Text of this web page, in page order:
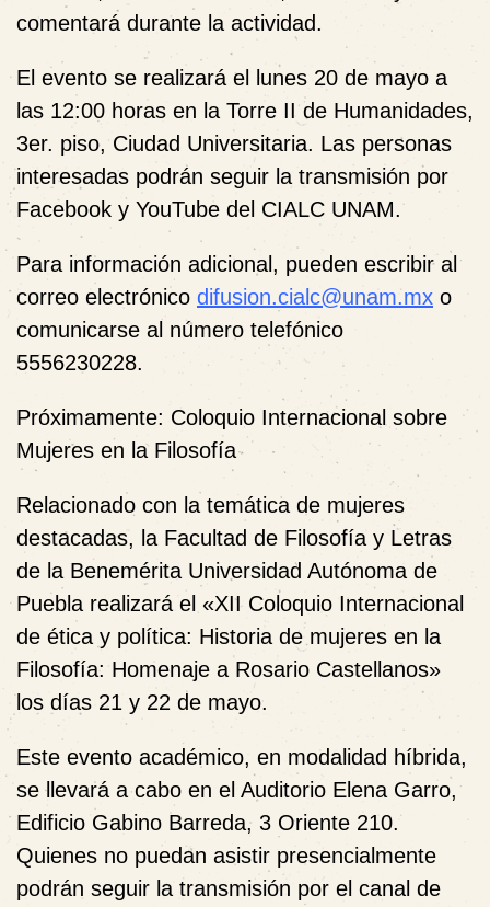
comentará durante la actividad.
El evento se realizará el lunes 20 de mayo a
las 12:00 horas en la Torre II de Humanidades,
3er. piso, Ciudad Universitaria. Las personas
interesadas podrán seguir la transmisión por
Facebook y YouTube del CIALC UNAM.
Para información adicional, pueden escribir al
correo electrónico difusion.cialc@unam.mx o
comunicarse al número telefónico
5556230228.
Próximamente: Coloquio Internacional sobre
Mujeres en la Filosofía
Relacionado con la temática de mujeres
destacadas, la Facultad de Filosofía y Letras
de la Benemérita Universidad Autónoma de
Puebla realizará el «XII Coloquio Internacional
de ética y política: Historia de mujeres en la
Filosofía: Homenaje a Rosario Castellanos»
los días 21 y 22 de mayo.
Este evento académico, en modalidad híbrida,
se llevará a cabo en el Auditorio Elena Garro,
Edificio Gabino Barreda, 3 Oriente 210.
Quienes no puedan asistir presencialmente
podrán seguir la transmisión por el canal de